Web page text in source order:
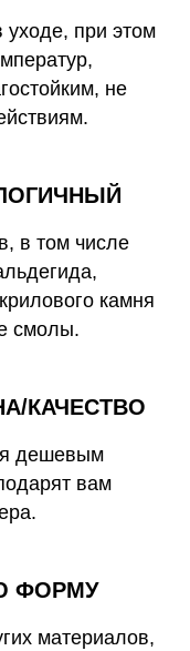
уходе, при этом
не
в том числе
камня
смолы.
КАЧЕСТВО
дешевым
вам
ФОРМУ
материалов,